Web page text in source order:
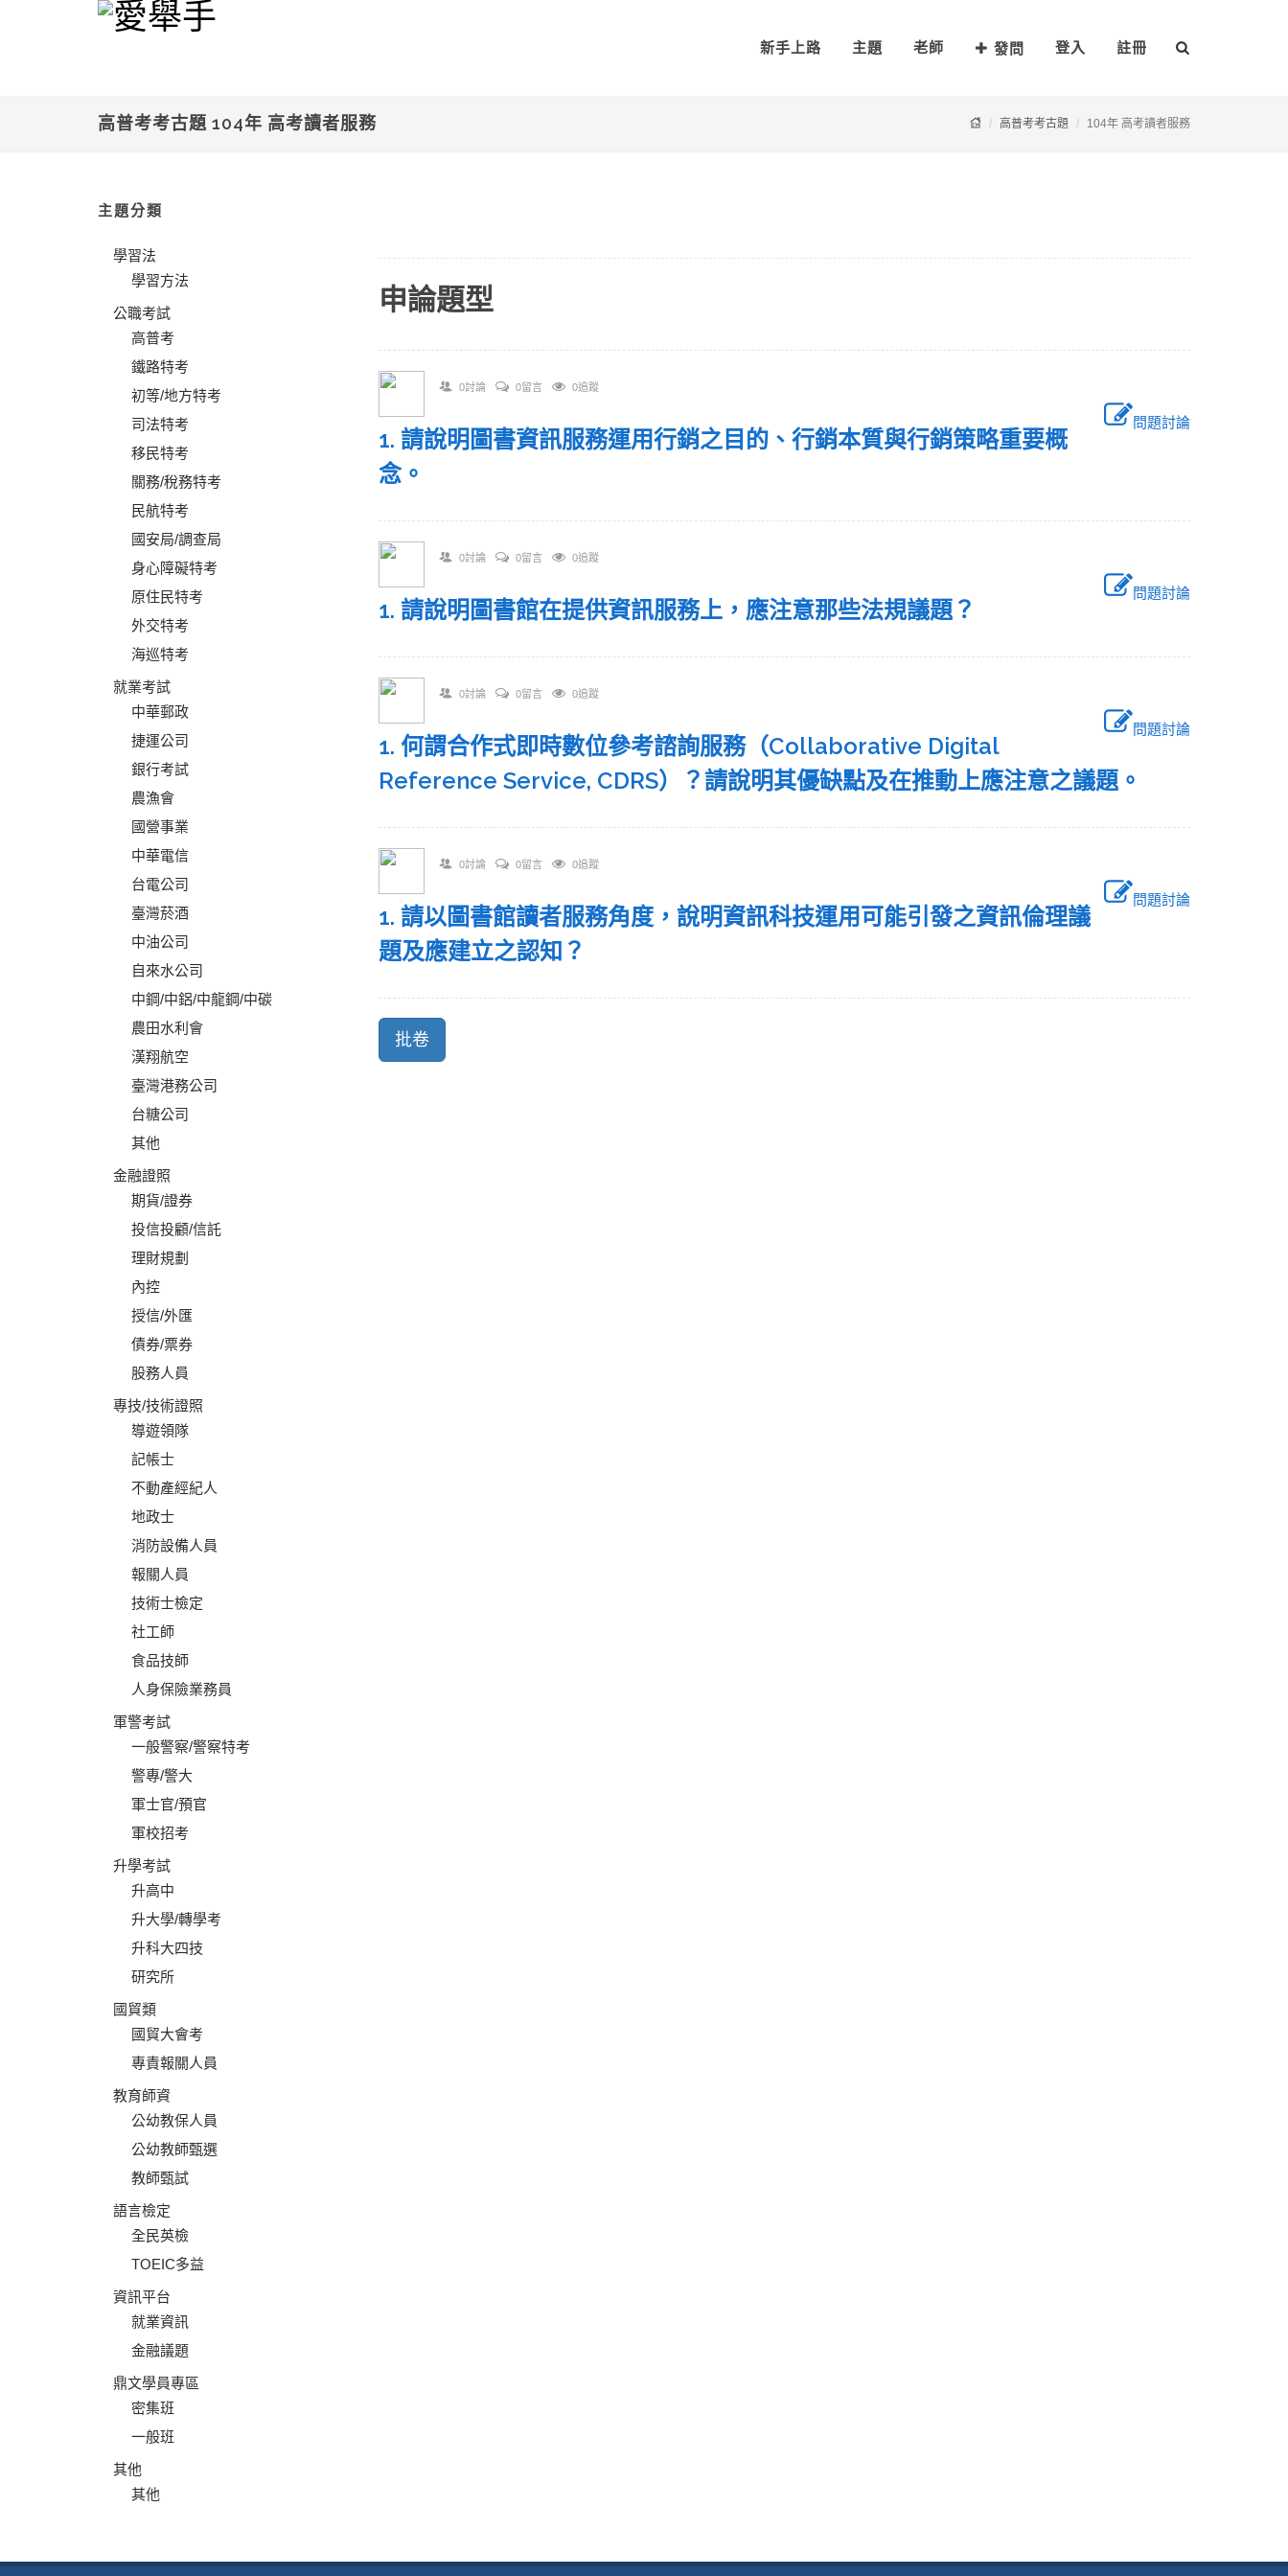
新手上路 主題 老師 發問 登入 註冊
高普考考古題 104年 高考讀者服務 高普考考古題 104年 高考讀者服務
主題分類
學習法
學習方法
公職考試
高普考
鐵路特考
初等/地方特考
司法特考
移民特考
關務/稅務特考
民航特考
國安局/調查局
身心障礙特考
原住民特考
外交特考
海巡特考
就業考試
中華郵政
捷運公司
銀行考試
農漁會
國營事業
中華電信
台電公司
臺灣菸酒
中油公司
自來水公司
中鋼/中鋁/中龍鋼/中碳
農田水利會
漢翔航空
臺灣港務公司
台糖公司
其他
金融證照
期貨/證券
投信投顧/信託
理財規劃
內控
授信/外匯
債券/票券
股務人員
專技/技術證照
導遊領隊
記帳士
不動產經紀人
地政士
消防設備人員
報關人員
技術士檢定
社工師
食品技師
人身保險業務員
軍警考試
一般警察/警察特考
警專/警大
軍士官/預官
軍校招考
升學考試
升高中
升大學/轉學考
升科大四技
研究所
國貿類
國貿大會考
專責報關人員
教育師資
公幼教保人員
公幼教師甄選
教師甄試
語言檢定
全民英檢
TOEIC多益
資訊平台
就業資訊
金融議題
鼎文學員專區
密集班
一般班
其他
其他
申論題型
0討論 0留言 0追蹤
問題討論
1. 請說明圖書資訊服務運用行銷之目的、行銷本質與行銷策略重要概
念。
0討論 0留言 0追蹤
問題討論
1. 請說明圖書館在提供資訊服務上，應注意那些法規議題？
0討論 0留言 0追蹤
問題討論
1. 何謂合作式即時數位參考諮詢服務（Collaborative Digital
Reference Service, CDRS）？請說明其優缺點及在推動上應注意之議題。
0討論 0留言 0追蹤
問題討論
1. 請以圖書館讀者服務角度，說明資訊科技運用可能引發之資訊倫理議
題及應建立之認知？